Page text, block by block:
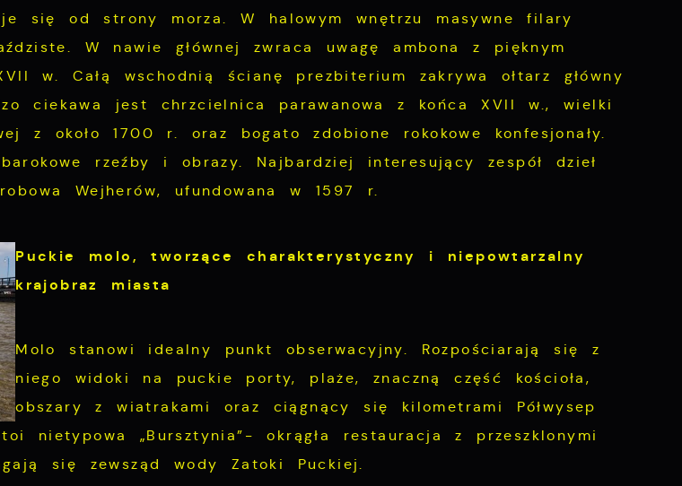
się od strony morza. W halowym wnętrzu masywne filary
W nawie głównej zwraca uwagę ambona z pięknym
w. Całą wschodnią ścianę prezbiterium zakrywa ołtarz główny
ciekawa jest chrzcielnica parawanowa z końca XVII w., wielki
z około 1700 r. oraz bogato zdobione rokokowe konfesjonały.
rzeź by i obrazy. Najbardziej interesujący zespół dzieł
Wejherów, ufundowana w 1597 r.
Puckie molo,tworzące charakterystyczny i niepowtarzalny
krajobraz miasta
Molo stanowi idealny punkt obserwacyjny. Rozpościarają się z
niego widoki na puckie porty, plaże, znaczną część kościoła,
obszary z wiatrakami oraz ciągnący się kilometrami Półwysep
nietypowa „Bursztynia”- okrągła restauracja z przeszklonymi
się zewsząd wody Zatoki Puckiej.